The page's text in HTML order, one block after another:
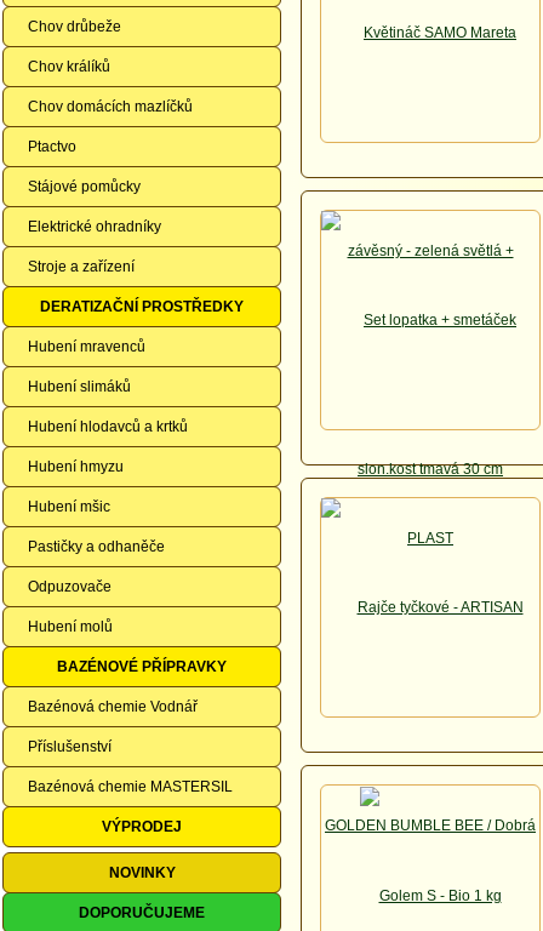
Chov drůbeže
Chov králíků
Chov domácích mazlíčků
Ptactvo
Stájové pomůcky
Elektrické ohradníky
Stroje a zařízení
DERATIZAČNÍ PROSTŘEDKY
Hubení mravenců
Hubení slimáků
Hubení hlodavců a krtků
Hubení hmyzu
Hubení mšic
Pastičky a odhaněče
Odpuzovače
Hubení molů
BAZÉNOVÉ PŘÍPRAVKY
Bazénová chemie Vodnář
Příslušenství
Bazénová chemie MASTERSIL
VÝPRODEJ
NOVINKY
DOPORUČUJEME